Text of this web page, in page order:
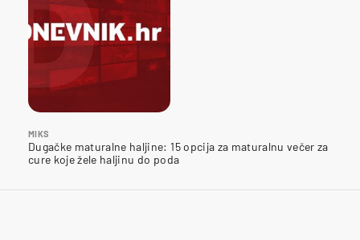
MIKS
Dugačke maturalne haljine: 15 opcija za maturalnu večer za
cure koje žele haljinu do poda